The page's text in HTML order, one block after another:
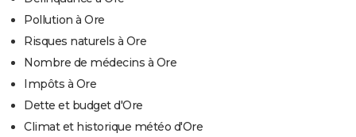
Pollution à Ore
Risques naturels à Ore
Nombre de médecins à Ore
Impôts à Ore
Dette et budget d'Ore
Climat et historique météo d'Ore